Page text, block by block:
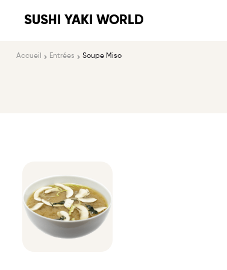
SUSHI YAKI WORLD
Accueil Entrées Soupe Miso